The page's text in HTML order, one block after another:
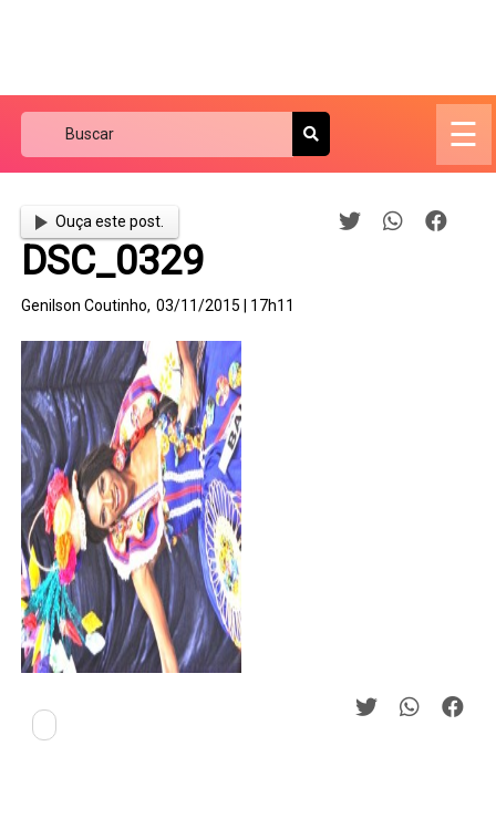
☰
Ouça este post.
DSC_0329
Genilson Coutinho, 03/11/2015 | 17h11